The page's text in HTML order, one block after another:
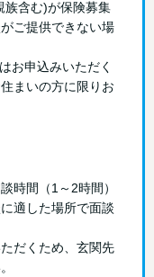
族含む)が保険募集
ご提供できない場
お申込みいただく
まいの方に限りお
時間（1～2時間）
適した場所で面談
だくため、玄関先